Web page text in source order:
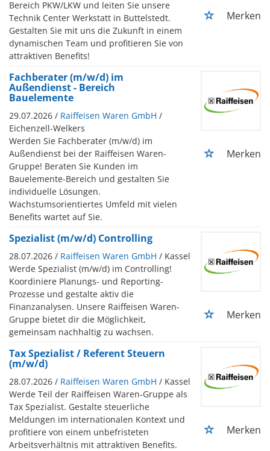
Bereich PKW/LKW und leiten Sie unsere
Technik Center Werkstatt in Buttelstedt.
Gestalten Sie mit uns die Zukunft in einem
dynamischen Team und profitieren Sie von
attraktiven Benefits!
Merken
Fachberater (m/w/d) im
Außendienst - Bereich
Bauelemente
29.07.2026 / Raiffeisen Waren GmbH /
Eichenzell-Welkers
Werden Sie Fachberater (m/w/d) im
Außendienst bei der Raiffeisen Waren-
Gruppe! Beraten Sie Kunden im
Bauelemente-Bereich und gestalten Sie
individuelle Lösungen.
Wachstumsorientiertes Umfeld mit vielen
Benefits wartet auf Sie.
Merken
Spezialist (m/w/d) Controlling
28.07.2026 / Raiffeisen Waren GmbH / Kassel
Werde Spezialist (m/w/d) im Controlling!
Koordiniere Planungs- und Reporting-
Prozesse und gestalte aktiv die
Finanzanalysen. Unsere Raiffeisen Waren-
Gruppe bietet dir die Möglichkeit,
gemeinsam nachhaltig zu wachsen.
Merken
Tax Spezialist / Referent Steuern
(m/w/d)
28.07.2026 / Raiffeisen Waren GmbH / Kassel
Werde Teil der Raiffeisen Waren-Gruppe als
Tax Spezialist. Gestalte steuerliche
Meldungen im internationalen Kontext und
profitiere von einem unbefristeten
Arbeitsverhältnis mit attraktiven Benefits.
Merken